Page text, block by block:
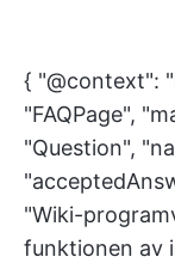
{ "@context":
"FAQPage",
"Question",
"Wiki-
funktionen av